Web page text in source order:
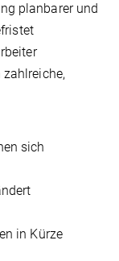
planbarer und
sich
in Kürze